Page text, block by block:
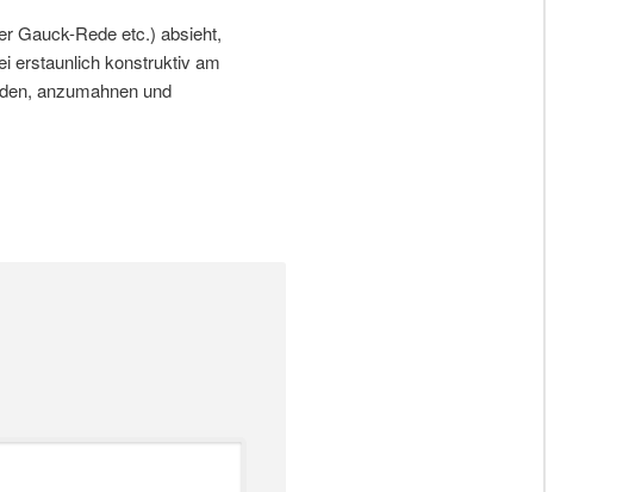
Gauck-Rede etc.) absieht,
erstaunlich konstruktiv am
anzumahnen und